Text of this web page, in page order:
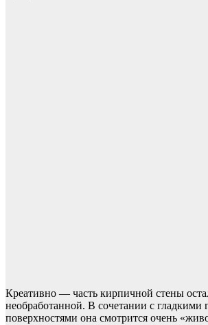
Креативно — часть кирпичной стены
необработанной. В сочетании с гладкими
поверхностями она смотрится очень